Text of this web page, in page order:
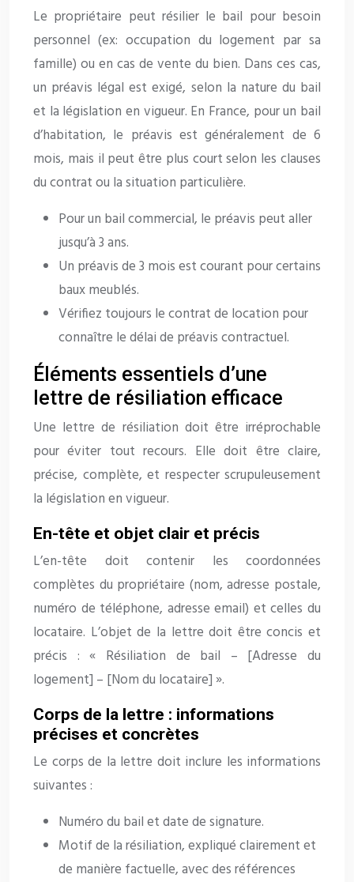
Le propriétaire peut résilier le bail pour besoin
personnel (ex: occupation du logement par sa
famille) ou en cas de vente du bien. Dans ces cas,
un préavis légal est exigé, selon la nature du bail
et la législation en vigueur. En France, pour un bail
d’habitation, le préavis est généralement de 6
mois, mais il peut être plus court selon les clauses
du contrat ou la situation particulière.
Pour un bail commercial, le préavis peut aller
jusqu’à 3 ans.
Un préavis de 3 mois est courant pour certains
baux meublés.
Vérifiez toujours le contrat de location pour
connaître le délai de préavis contractuel.
Éléments essentiels d’une
lettre de résiliation efficace
Une lettre de résiliation doit être irréprochable
pour éviter tout recours. Elle doit être claire,
précise, complète, et respecter scrupuleusement
la législation en vigueur.
En-tête et objet clair et précis
L’en-tête doit contenir les coordonnées
complètes du propriétaire (nom, adresse postale,
numéro de téléphone, adresse email) et celles du
locataire. L’objet de la lettre doit être concis et
précis : « Résiliation de bail – [Adresse du
logement] – [Nom du locataire] ».
Corps de la lettre : informations
précises et concrètes
Le corps de la lettre doit inclure les informations
suivantes :
Numéro du bail et date de signature.
Motif de la résiliation, expliqué clairement et
de manière factuelle, avec des références